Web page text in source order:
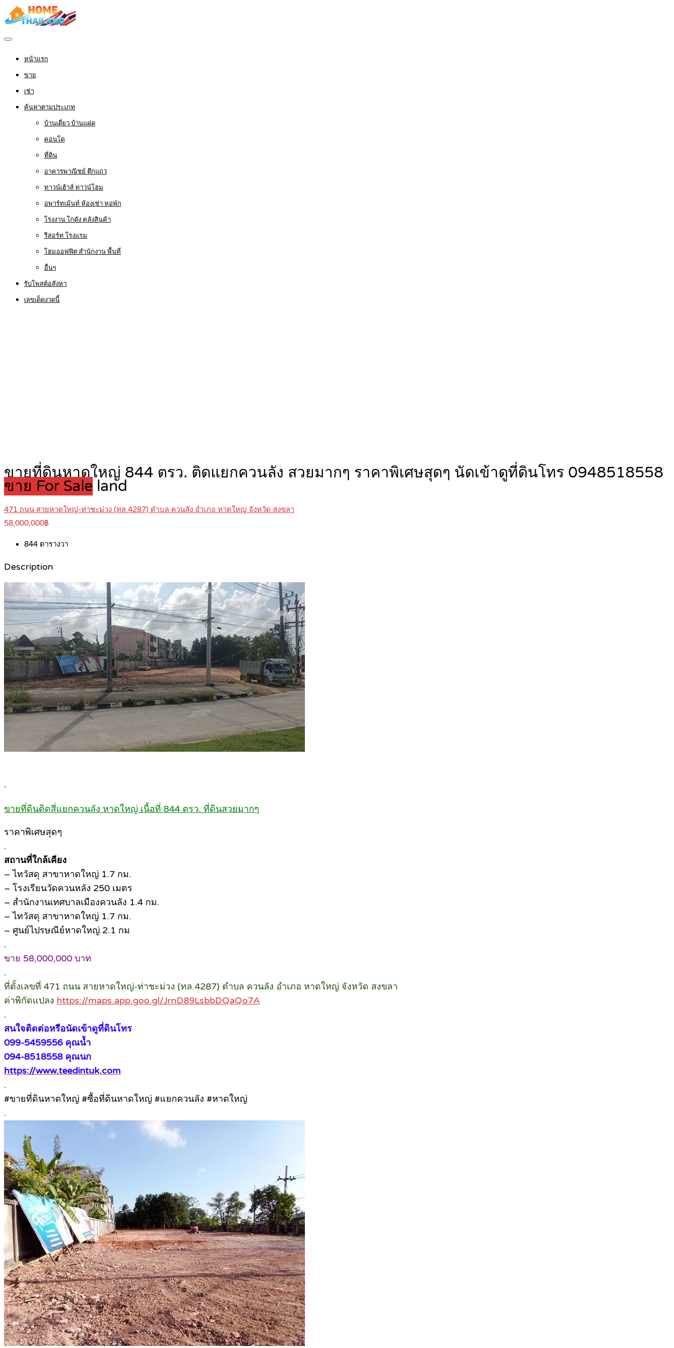
หน้าแรก
ขาย
เช่า
ค้นหาตามประเภท
บ้านเดี่ยว บ้านแฝด
คอนโด
ที่ดิน
อาคารพาณิชย์ ตึกแถว
ทาวน์เฮ้าส์ ทาวน์โฮม
อพาร์ทเม้นท์ ห้องเช่า หอพัก
โรงงาน โกดัง คลังสินค้า
รีสอร์ท โรงแรม
โฮมออฟฟิต สำนักงาน พื้นที่
อื่นๆ
รับโพสต์อสังหา
เลขเด็ดงวดนี้
ขายที่ดินหาดใหญ่ 844 ตรว. ติดแยกควนลัง สวยมากๆ ราคาพิเศษสุดๆ นัดเข้าดูที่ดินโทร 0948518558
ขาย For Sale land
471 ถนน สายหาดใหญ่-ท่าชะม่วง (ทล.4287) ตำบล ควนลัง อำเภอ หาดใหญ่ จังหวัด สงขลา
58,000,000฿
844 ตารางวา
Description
.
ขายที่ดินติดสี่แยกควนลัง หาดใหญ่ เนื้อที่ 844 ตรว. ที่ดินสวยมากๆ
ราคาพิเศษสุดๆ
.
สถานที่ใกล้เคียง
– ไทวัสดุ สาขาหาดใหญ่ 1.7 กม.
– โรงเรียนวัดควนหลัง 250 เมตร
– สำนักงานเทศบาลเมืองควนลัง 1.4 กม.
– ไทวัสดุ สาขาหาดใหญ่ 1.7 กม.
– ศูนย์ไปรษณีย์หาดใหญ่ 2.1 กม
.
ขาย 58,000,000 บาท
.
ที่ตั้งเลขที่ 471 ถนน สายหาดใหญ่-ท่าชะม่วง (ทล.4287) ตำบล ควนลัง อำเภอ หาดใหญ่ จังหวัด สงขลา
ค่าพิกัดแปลง https://maps.app.goo.gl/JrnD89LsbbDQaQo7A
.
สนใจติดต่อหรือนัดเข้าดูที่ดินโทร
099-5459556 คุณน้ำ
094-8518558 คุณนก
https://www.teedintuk.com
.
#ขายที่ดินหาดใหญ่ #ซื้อที่ดินหาดใหญ่ #แยกควนลัง #หาดใหญ่
.